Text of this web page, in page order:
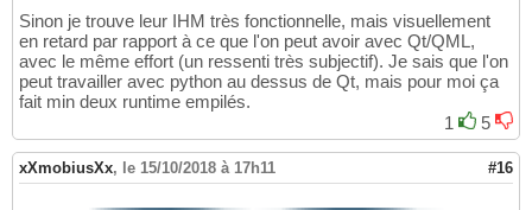
Sinon je trouve leur IHM très fonctionnelle, mais visuellement
en retard par rapport à ce que l'on peut avoir avec Qt/QML,
avec le même effort (un ressenti très subjectif). Je sais que l'on
peut travailler avec python au dessus de Qt, mais pour moi ça
fait min deux runtime empilés.
1
5
xXmobiusXx, le 15/10/2018 à 17h11 #16